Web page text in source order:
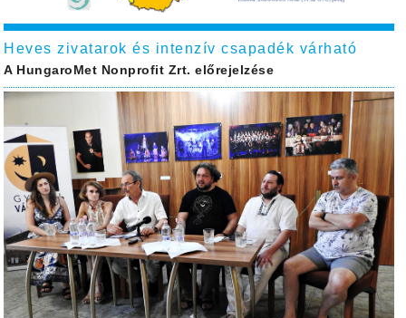
Heves zivatarok és intenzív csapadék várható
A HungaroMet Nonprofit Zrt. előrejelzése